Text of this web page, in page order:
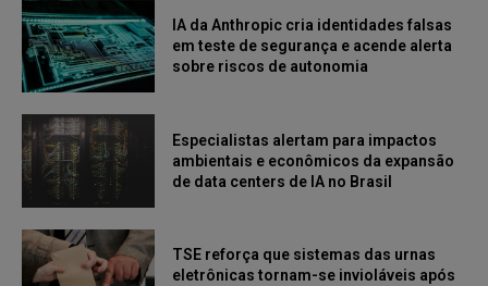
IA da Anthropic cria identidades falsas
em teste de segurança e acende alerta
sobre riscos de autonomia
Especialistas alertam para impactos
ambientais e econômicos da expansão
de data centers de IA no Brasil
TSE reforça que sistemas das urnas
eletrônicas tornam-se invioláveis após